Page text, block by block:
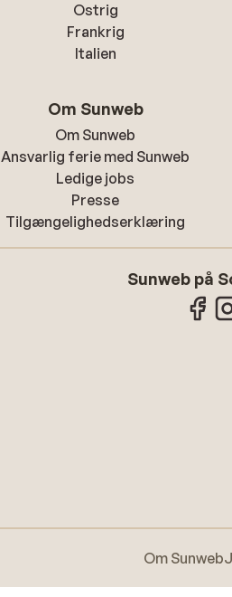
Ostrig
Frankrig
Italien
Om Sunweb
Om Sunweb
Ansvarlig ferie med Sunweb
Ledige jobs
Presse
Tilgængelighedserklæring
Sunweb på
Om Sunweb